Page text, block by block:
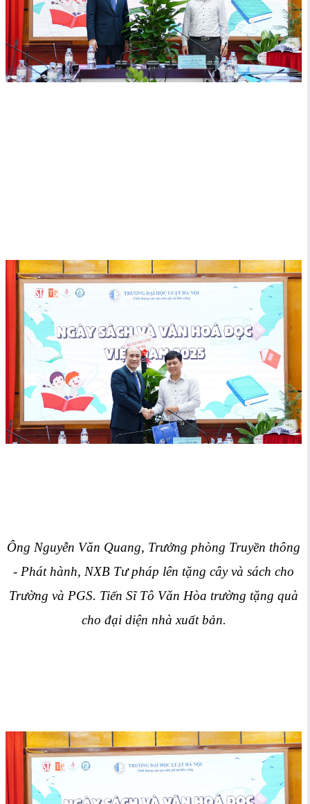
Ông Nguyễn Văn Quang, Trưởng phòng Truyền thông
- Phát hành, NXB Tư pháp lên tặng cây và sách cho
Trường và PGS. Tiến Sĩ Tô Văn Hòa trường tặng quà
cho đại diện nhà xuất bản.